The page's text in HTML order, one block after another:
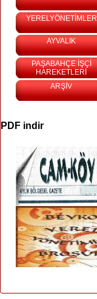
YERELYÖNETİMLER
AYVALIK
PAŞABAHÇE İŞÇİ
HAREKETLERİ
ARŞİV
PDF indir